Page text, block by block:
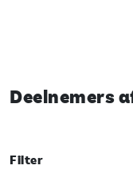
Deelnemers
Filter